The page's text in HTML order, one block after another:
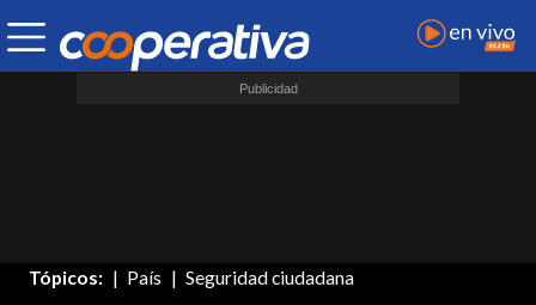
Tópicos: País Seguridad ciudadana